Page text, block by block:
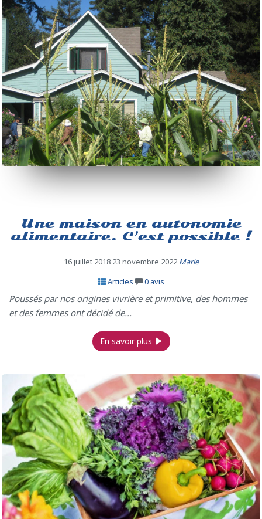
Une maison en autonomie
alimentaire. C’est possible !
16 juillet 2018 23 novembre 2022 Marie
Articles
0avis
Poussés par nos origines vivrière et primitive, des hommes
et des femmes ont décidé de...
En savoir plus